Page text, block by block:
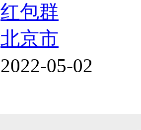
红包群
北京市
2022-05-02